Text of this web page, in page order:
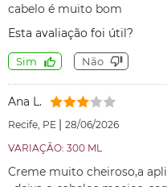
cabelo é muito bom
Esta avaliação foi útil?
Sim Não
Ana L.
Recife, PE | 28/06/2026
VARIAÇÃO: 300 ML
Creme muito cheiroso,a